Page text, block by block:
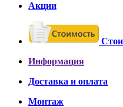
Акции
Информация
Доставка и оплата
Монтаж